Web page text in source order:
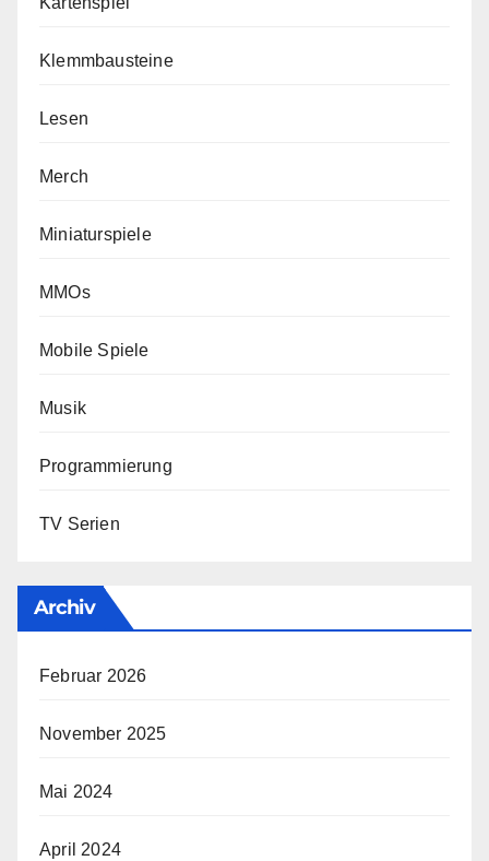
Klemmbausteine
Lesen
Merch
Miniaturspiele
MMOs
Mobile Spiele
Musik
Programmierung
TV Serien
Archiv
Februar 2026
November 2025
Mai 2024
April 2024